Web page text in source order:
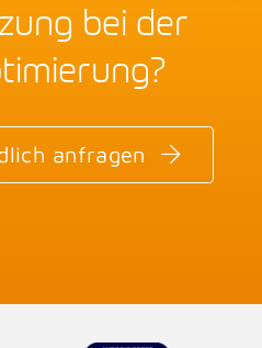
bei der
anfragen